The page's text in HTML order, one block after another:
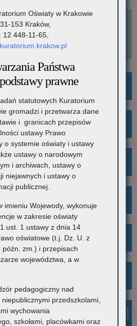
z Babcią Hasło"
Oświaty w Krakowie
153 Kraków,
12 448-11-65,
Państwa
prawne
statutowych Kuratorium
gromadzi i przetwarza dane
i granicach przepisów
ustawy Prawo
o systemie oświaty i ustawy
ustawy o narodowym
i archiwach, ustawy o
niejawnych i ustawy o
publicznej.
imieniu Wojewody, wykonuje
w zakresie oświaty
ust. 1 ustawy z dnia 14
oświatowe (t.j. Dz. U. z
późn. zm.) i przepisach
województwa, a w
pedagogiczny nad
przedszkolami,
wychowania
szkołami, placówkami oraz